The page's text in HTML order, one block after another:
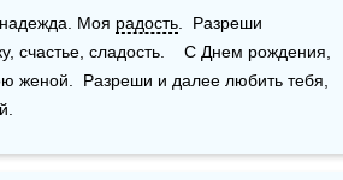
Моя радость .  Разреши
счастье, сладость.    С Днем рождения,
женой.  Разреши и далее любить тебя,